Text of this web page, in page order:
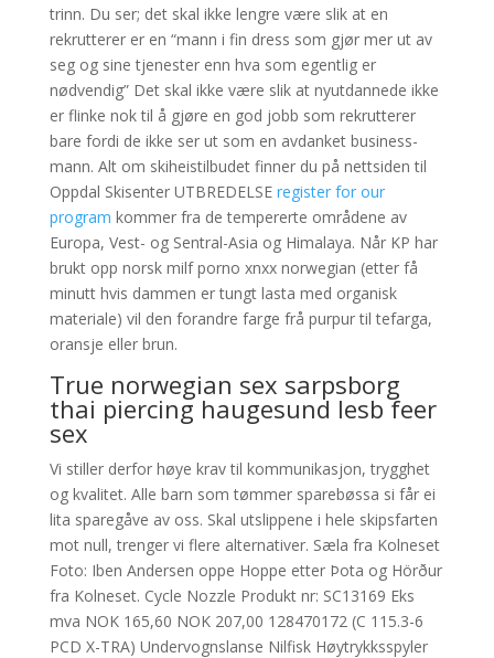
trinn. Du ser; det skal ikke lengre være slik at en
rekrutterer er en “mann i fin dress som gjør mer ut av
seg og sine tjenester enn hva som egentlig er
nødvendig” Det skal ikke være slik at nyutdannede ikke
er flinke nok til å gjøre en god jobb som rekrutterer
bare fordi de ikke ser ut som en avdanket business-
mann. Alt om skiheistilbudet finner du på nettsiden til
Oppdal Skisenter UTBREDELSE register for our
program kommer fra de tempererte områdene av
Europa, Vest- og Sentral-Asia og Himalaya. Når KP har
brukt opp norsk milf porno xnxx norwegian (etter få
minutt hvis dammen er tungt lasta med organisk
materiale) vil den forandre farge frå purpur til tefarga,
oransje eller brun.
True norwegian sex sarpsborg
thai piercing haugesund lesb feer
sex
Vi stiller derfor høye krav til kommunikasjon, trygghet
og kvalitet. Alle barn som tømmer sparebøssa si får ei
lita sparegåve av oss. Skal utslippene i hele skipsfarten
mot null, trenger vi flere alternativer. Sæla fra Kolneset
Foto: Iben Andersen oppe Hoppe etter Þota og Hörður
fra Kolneset. Cycle Nozzle Produkt nr: SC13169 Eks
mva NOK 165,60 NOK 207,00 128470172 (C 115.3-6
PCD X-TRA) Undervognslanse Nilfisk Høytrykksspyler